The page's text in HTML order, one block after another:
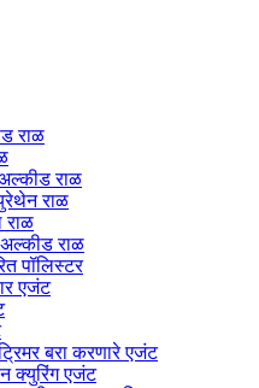
राळ
राळ
राळ
राळ
राळ
पॉलिस्टर
एजंट
बरा करणारे एजंट
क्युरिंग एजंट